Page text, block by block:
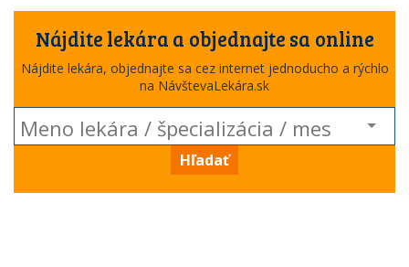
Nájdite lekára a objednajte sa online
Nájdite lekára, objednajte sa cez internet jednoducho a rýchlo
na NávštevaLekára.sk
Hľadať